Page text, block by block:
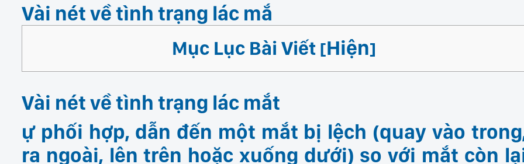
Vài nét về tình trạng lác mắ
Mục Lục Bài Viết [Hiện]
Vài nét về tình trạng lác mắt
ự phối hợp, dẫn đến một mắt bị lệch (quay vào
ra ngoài, lên trên hoặc xuống dưới) so với mắt còn